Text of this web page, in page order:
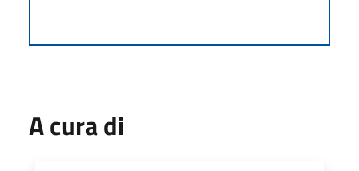
A cura di